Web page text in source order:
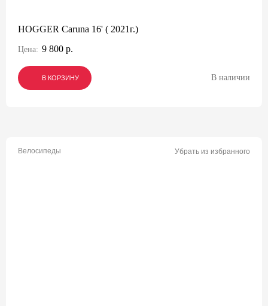
HOGGER Caruna 16' ( 2021г.)
Цена: 9 800 р.
В КОРЗИНУ
В КОРЗИНУ
В КОРЗИНУ В наличии
Велосипеды Убрать из избранного